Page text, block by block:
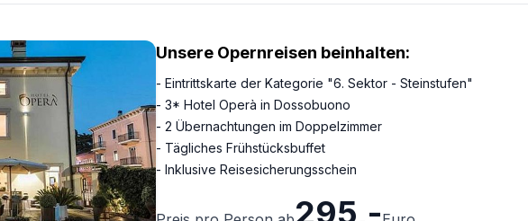
Unsere Opernreisen beinhalten:
- Eintrittskarte der Kategorie "6. Sektor - Steinstufen"
- 3* Hotel Operà in Dossobuono
- 2 Übernachtungen im Doppelzimmer
- Tägliches Frühstücksbuffet
- Inklusive Reisesicherungsschein
295,-